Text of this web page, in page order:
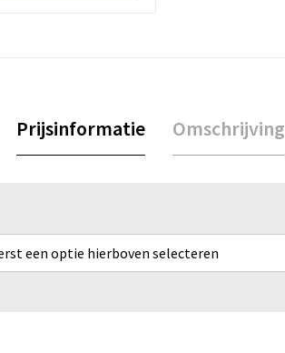
Prijsinformatie Omschrijving
een optie hierboven selecteren